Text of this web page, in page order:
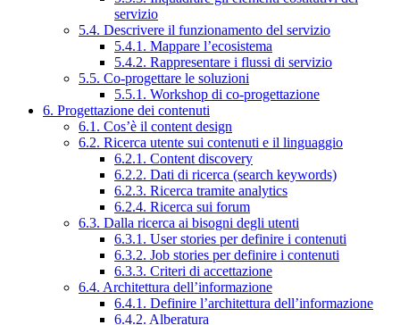
servizio
5.4. Descrivere il funzionamento del servizio
5.4.1. Mappare l’ecosistema
5.4.2. Rappresentare i flussi di servizio
5.5. Co-progettare le soluzioni
5.5.1. Workshop di co-progettazione
6. Progettazione dei contenuti
6.1. Cos’è il content design
6.2. Ricerca utente sui contenuti e il linguaggio
6.2.1. Content discovery
6.2.2. Dati di ricerca (search keywords)
6.2.3. Ricerca tramite analytics
6.2.4. Ricerca sui forum
6.3. Dalla ricerca ai bisogni degli utenti
6.3.1. User stories per definire i contenuti
6.3.2. Job stories per definire i contenuti
6.3.3. Criteri di accettazione
6.4. Architettura dell’informazione
6.4.1. Definire l’architettura dell’informazione
6.4.2. Alberatura